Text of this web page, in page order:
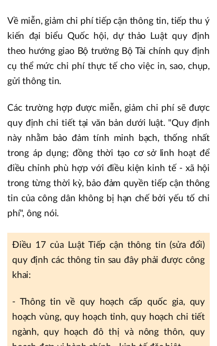
Về miễn, giảm chi phí tiếp cận thông tin, tiếp thu ý
kiến đại biểu Quốc hội, dự thảo Luật quy định
theo hướng giao Bộ trưởng Bộ Tài chính quy định
cụ thể mức chi phí thực tế cho việc in, sao, chụp,
gửi thông tin.
Các trường hợp được miễn, giảm chi phí sẽ được
quy định chi tiết tại văn bản dưới luật. "Quy định
này nhằm bảo đảm tính minh bạch, thống nhất
trong áp dụng; đồng thời tạo cơ sở linh hoạt để
điều chỉnh phù hợp với điều kiện kinh tế - xã hội
trong từng thời kỳ, bảo đảm quyền tiếp cận thông
tin của công dân không bị hạn chế bởi yếu tố chi
phí", ông nói.
Điều 17 của Luật Tiếp cận thông tin (sửa đổi)
quy định các thông tin sau đây phải được công
khai:
- Thông tin về quy hoạch cấp quốc gia, quy
hoạch vùng, quy hoạch tỉnh, quy hoạch chi tiết
ngành, quy hoạch đô thị và nông thôn, quy